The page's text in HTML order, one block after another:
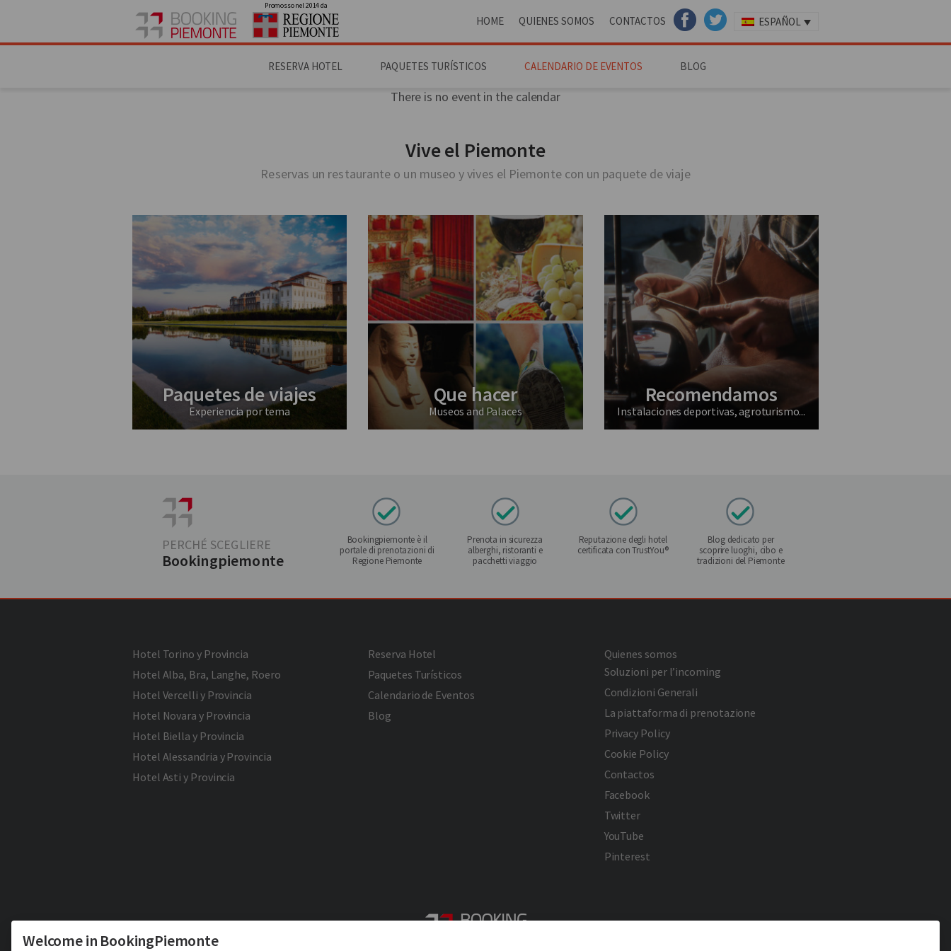
Promosso nel 2014 da
HOME QUIENES SOMOS CONTACTOS
FACEBOOKTWITTER
ESPAÑOL
RESERVA HOTEL PAQUETES TURÍSTICOS CALENDARIO DE EVENTOS BLOG
There is no event in the calendar
Vive el Piemonte
Reservas un restaurante o un museo y vives el Piemonte con un paquete de viaje
Paquetes de viajes
Experiencia por tema
Que hacer
Museos and Palaces
Recomendamos
Instalaciones deportivas, agroturismo...
PERCHÉ SCEGLIERE
Bookingpiemonte
Bookingpiemonte è il
portale di prenotazioni di
Regione Piemonte
Prenota in sicurezza
alberghi, ristoranti e
pacchetti viaggio
Reputazione degli hotel
certificata con TrustYou®
Blog dedicato per
scoprire luoghi, cibo e
tradizioni del Piemonte
Hotel Torino y Provincia
Hotel Alba, Bra, Langhe, Roero
Hotel Vercelli y Provincia
Hotel Novara y Provincia
Hotel Biella y Provincia
Hotel Alessandria y Provincia
Hotel Asti y Provincia
Reserva Hotel
Paquetes Turísticos
Calendario de Eventos
Blog
Quienes somos
Soluzioni per l’incoming
Condizioni Generali
La piattaforma di prenotazione
Privacy Policy
Cookie Policy
Contactos
Facebook
Twitter
YouTube
Pinterest
Welcome in BookingPiemonte